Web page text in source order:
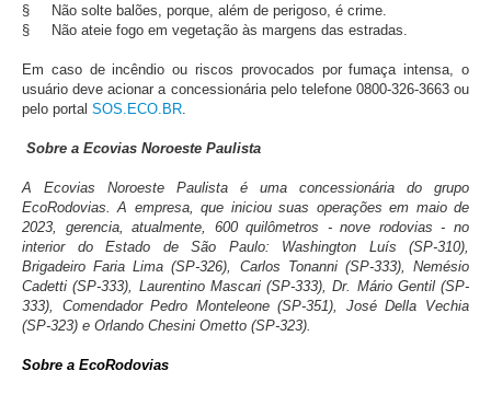
§
Não solte balões, porque, além de perigoso, é crime.
§
Não ateie fogo em vegetação às margens das estradas.
Em caso de incêndio ou riscos provocados por fumaça intensa, o
usuário deve acionar a concessionária pelo telefone 0800-326-3663 ou
pelo portal SOS.ECO.BR
Sobre a Ecovias Noroeste Paulista
A Ecovias Noroeste Paulista é uma concessionária do grupo
EcoRodovias. A empresa, que iniciou suas operações em maio de
2023, gerencia, atualmente, 600 quilômetros - nove rodovias - no
interior do Estado de São Paulo: Washington Luís (SP-310),
Brigadeiro Faria Lima (SP-326), Carlos Tonanni (SP-333), Nemésio
Cadetti (SP-333), Laurentino Mascari (SP-333), Dr. Mário Gentil (SP-
333), Comendador Pedro Monteleone (SP-351), José Della Vechia
(SP-323) e Orlando Chesini Ometto (SP-323).
Sobre a EcoRodovias